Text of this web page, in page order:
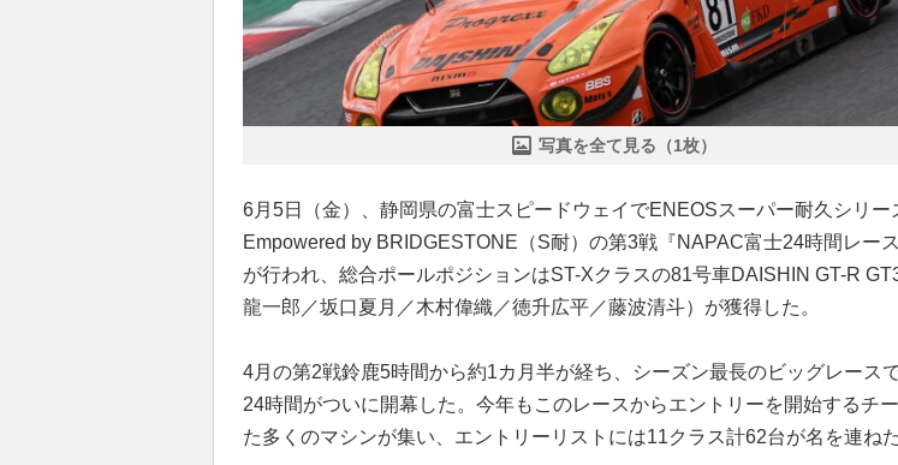
写真を全て見る（1枚）
6月5日（金）、静岡県の富士スピードウェイでENEOSスーパー耐久シリー
Empowered by BRIDGESTONE（S耐）の第3戦『NAPAC富士24時間レー
が行われ、総合ポールポジションはST-Xクラスの81号車DAISHIN GT-R
龍一郎／坂口夏月／木村偉織／徳升広平／藤波清斗）が獲得した。
4月の第2戦鈴鹿5時間から約1カ月半が経ち、シーズン最長のビッグレース
24時間がついに開幕した。今年もこのレースからエントリーを開始するチ
た多くのマシンが集い、エントリーリストには11クラス計62台が名を連ねた